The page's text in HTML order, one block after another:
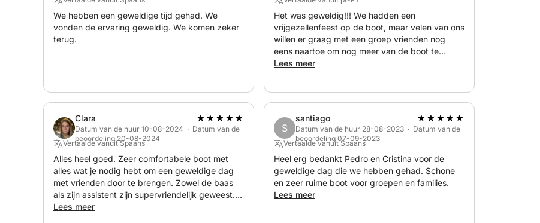
Afhankelijk van beschikbaarheid kunnen ook diverse watersportartikelen en extra uitrusting
worden geleverd.
Bemanning (kapitein en stuurman): € 250 (te betalen in de haven)
Brandstof niet inbegrepen (te betalen in de haven op basis van verbruik)
Eindschoonmaak: € 100 (te betalen in de haven)
Extra services:
Transfer vanaf de luchthavens van Vigo of Porto op aanvraag
Beschikbaar voor evenementen: verjaardagen, vrijgezellenfeesten, bruiloften
Neem contact met ons op om uw jachtdag op maat te organiseren en geniet van een unieke
ervaring in de Rías Baixas!
We hebben een geweldige tijd gehad. We
vonden de ervaring geweldig. We komen zeker
terug.
Het was geweldig!!! We hadden een
vrijgezellenfeest op de boot, maar velen van ons
willen er graag met een groep vrienden nog
eens naartoe om nog meer van de boot te
genieten. De omstandigheden zijn geweldig, het
Lees meer
Clara
Datum van de huur 10-08-2024 · Datum van de
beoordeling 20-08-2024
Vertaalde vanuit Spaans
Alles heel goed. Zeer comfortabele boot met
alles wat je nodig hebt om een geweldige dag
met vrienden door te brengen. Zowel de baas
als zijn assistent zijn supervriendelijk geweest.
We kozen voor de optie om aan boord te eten
Lees meer
S
santiago
Datum van de huur 28-08-2023 · Datum van de
beoordeling 07-09-2023
Vertaalde vanuit Spaans
Heel erg bedankt Pedro en Cristina voor de
geweldige dag die we hebben gehad. Schone
en zeer ruime boot voor groepen en families.
Lees meer